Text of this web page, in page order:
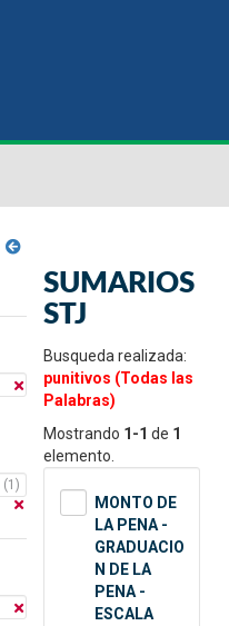
(1)
SUMARIOS
STJ
Busqueda realizada:
punitivos (Todas las
Palabras)
Mostrando 1-1 de 1
elemento.
MONTO DE
LA PENA -
GRADUACIO
N DE LA
PENA -
ESCALA